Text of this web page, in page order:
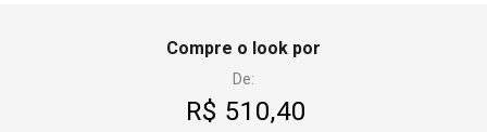
Compre o look por
De:
R$ 510,40